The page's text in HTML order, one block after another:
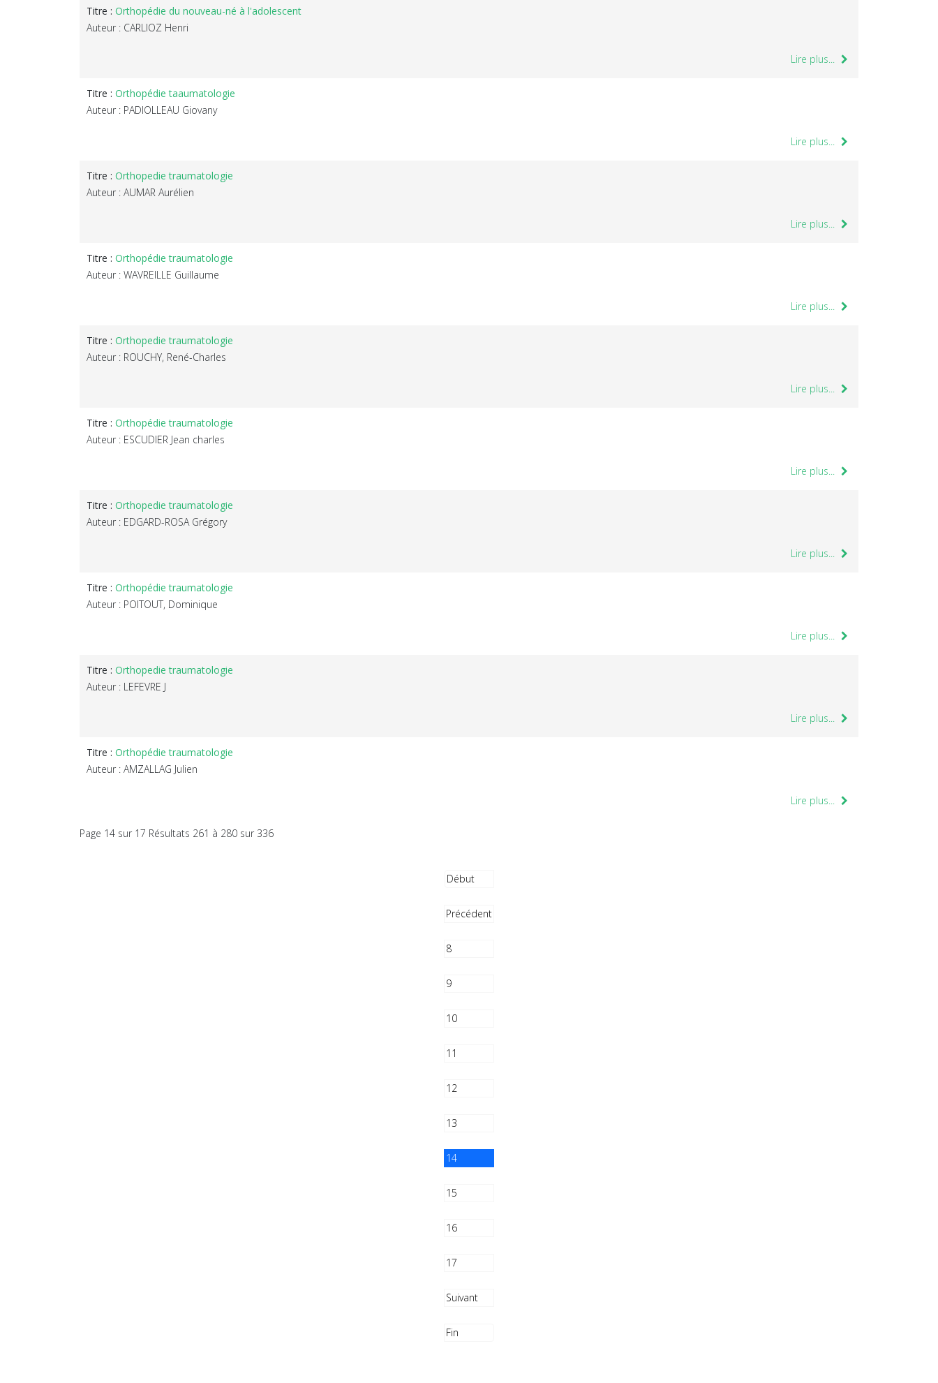
Titre : Orthopédie du nouveau-né à l'adolescent
Auteur : CARLIOZ Henri
Lire plus...
Titre : Orthopédie taaumatologie
Auteur : PADIOLLEAU Giovany
Lire plus...
Titre : Orthopedie traumatologie
Auteur : AUMAR Aurélien
Lire plus...
Titre : Orthopédie traumatologie
Auteur : WAVREILLE Guillaume
Lire plus...
Titre : Orthopedie traumatologie
Auteur : ROUCHY, René-Charles
Lire plus...
Titre : Orthopédie traumatologie
Auteur : ESCUDIER Jean charles
Lire plus...
Titre : Orthopedie traumatologie
Auteur : EDGARD-ROSA Grégory
Lire plus...
Titre : Orthopédie traumatologie
Auteur : POITOUT, Dominique
Lire plus...
Titre : Orthopedie traumatologie
Auteur : LEFEVRE J
Lire plus...
Titre : Orthopédie traumatologie
Auteur : AMZALLAG Julien
Lire plus...
Page 14 sur 17 Résultats 261 à 280 sur 336
Début
Précédent
8
9
10
11
12
13
14
15
16
17
Suivant
Fin